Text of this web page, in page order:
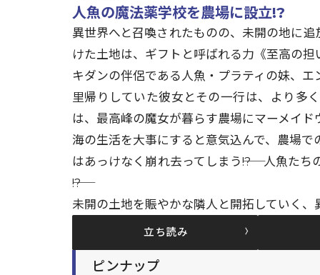
人魚の魔法薬学校を農場に設立!?
異世界へと召喚されたものの、未開の地に
けた土地は、ギフトと呼ばれる力《至高の
キダンの伴侶である人魚・プラティの妹、
里帰りしていた彼女とその一行は、より多
は、最高峰の魔女が暮らす農場にマーメイ
海の生活を大事にすると意気込んで、農場
はあっけなく崩れ去ってしまう――!? 人魚た
――!?
未開の土地を賑やかな隣人と開拓していく
立ち読み
ピンナップ